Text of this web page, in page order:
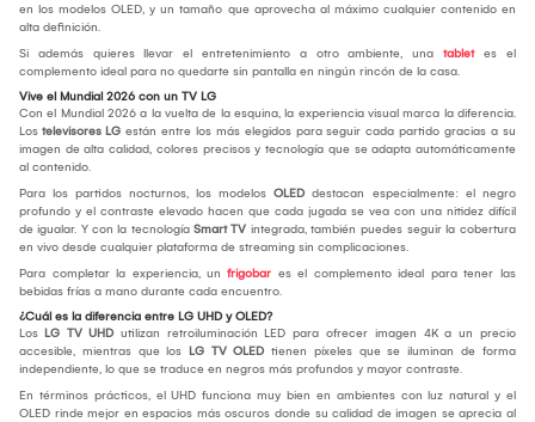
en los modelos OLED, y un tamaño que aprovecha al máximo cualquier contenido en
alta definición.
Si además quieres llevar el entretenimiento a otro ambiente, una tabletes el
complemento ideal para no quedarte sin pantalla en ningún rincón de la casa.
Vive el Mundial 2026 con un TV LG
Con el Mundial 2026 a la vuelta de la esquina, la experiencia visual marca la diferencia.
Los televisores LG están entre los más elegidos para seguir cada partido gracias a su
imagen de alta calidad, colores precisos y tecnología que se adapta automáticamente
al contenido.
Para los partidos nocturnos, los modelos OLED destacan especialmente: el negro
profundo y el contraste elevado hacen que cada jugada se vea con una nitidez difícil
de igualar. Y con la tecnología Smart TV integrada, también puedes seguir la cobertura
en vivo desde cualquier plataforma de streaming sin complicaciones.
Para completar la experiencia, un frigobar es el complemento ideal para tener las
bebidas frías a mano durante cada encuentro.
¿Cuál es la diferencia entre LG UHD y OLED?
Los LG TV UHD utilizan retroiluminación LED para ofrecer imagen 4K a un precio
accesible, mientras que los LG TV OLED tienen píxeles que se iluminan de forma
independiente, lo que se traduce en negros más profundos y mayor contraste.
En términos prácticos, el UHD funciona muy bien en ambientes con luz natural y el
OLED rinde mejor en espacios más oscuros donde su calidad de imagen se aprecia al